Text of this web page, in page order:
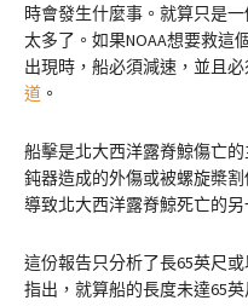
時會發生什麼事。就算只是
太多了。如果NOAA想要救這
出現時，船必須減速，並且
道 。
船擊是北大西洋露脊鯨傷亡
鈍器造成的外傷或被螺旋槳
導致北大西洋露脊鯨死亡的另
這份報告只分析了長65英尺
指出，就算船的長度未達65